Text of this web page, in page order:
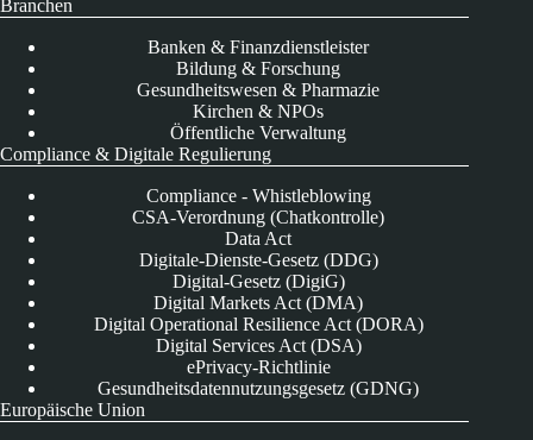
Branchen
Banken & Finanzdienstleister
Bildung & Forschung
Gesundheitswesen & Pharmazie
Kirchen & NPOs
Öffentliche Verwaltung
Compliance & Digitale Regulierung
Compliance - Whistleblowing
CSA-Verordnung (Chatkontrolle)
Data Act
Digitale-Dienste-Gesetz (DDG)
Digital-Gesetz (DigiG)
Digital Markets Act (DMA)
Digital Operational Resilience Act (DORA)
Digital Services Act (DSA)
ePrivacy-Richtlinie
Gesundheitsdatennutzungsgesetz (GDNG)
Europäische Union